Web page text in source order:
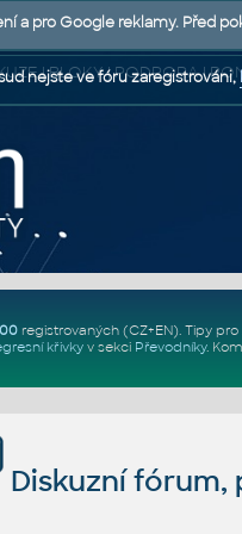
| BLOKY | PODPORA |
registrovaných (CZ+EN). Tipy pro
křivkyv sekci Převodníky.
Diskuzní fórum,
a pro Google reklamy. Před
nejste ve fóru zaregistrováni,